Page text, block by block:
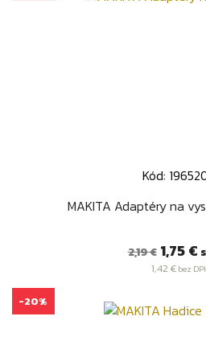
Kód:
MAKITA Adaptéry na
Bežná
cena
2,19 € Cena
1,75 €
1,42 € bez
-20%